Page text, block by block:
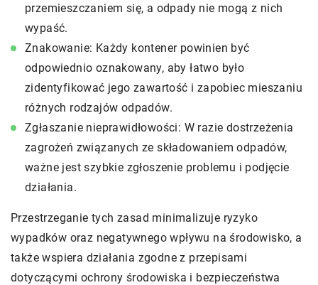
przemieszczaniem się, a odpady nie mogą z nich
wypaść.
Znakowanie: Każdy kontener powinien być
odpowiednio oznakowany, aby łatwo było
zidentyfikować jego zawartość i zapobiec mieszaniu
różnych rodzajów odpadów.
Zgłaszanie nieprawidłowości: W razie dostrzeżenia
zagrożeń związanych ze składowaniem odpadów,
ważne jest szybkie zgłoszenie problemu i podjęcie
działania.
Przestrzeganie tych zasad minimalizuje ryzyko
wypadków oraz negatywnego wpływu na środowisko, a
także wspiera działania zgodne z przepisami
dotyczącymi ochrony środowiska i bezpieczeństwa